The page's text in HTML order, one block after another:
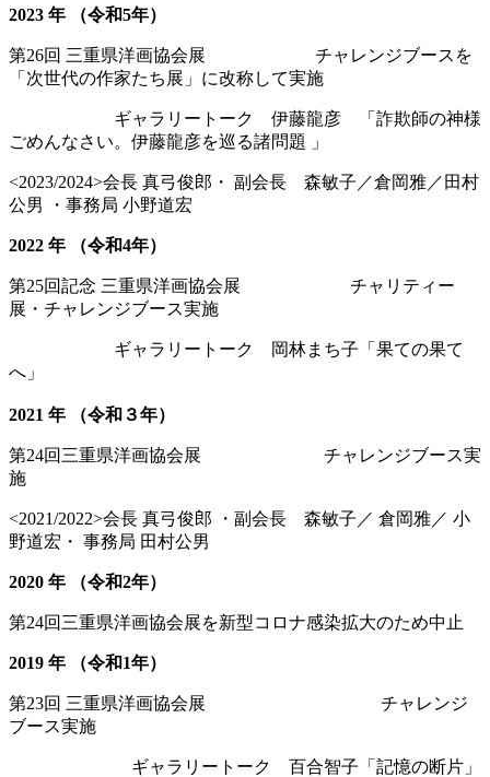
2023 年 （令和5年）
第26回 三重県洋画協会展 チャレンジブースを
「次世代の作家たち展」に改称して実施
ギャラリートーク 伊藤龍彦 「詐欺師の神様
ごめんなさい。伊藤龍彦を巡る諸問題 」
<2023/2024>会長 真弓俊郎・ 副会長 森敏子／倉岡雅／田村
公男 ・事務局 小野道宏
2022 年 （令和4年）
第25回記念 三重県洋画協会展 チャリティー
展・チャレンジブース実施
ギャラリートーク 岡林まち子「果ての果て
へ」
2021 年 （令和３年）
第24回三重県洋画協会展 チャレンジブース実
施
<2021/2022>会長 真弓俊郎 ・副会長 森敏子／ 倉岡雅／ 小
野道宏・ 事務局 田村公男
2020 年 （令和2年）
第24回三重県洋画協会展を新型コロナ感染拡大のため中止
2019 年 （令和1年）
第23回 三重県洋画協会展 チャレンジ
ブース実施
ギャラリートーク 百合智子「記憶の断片」